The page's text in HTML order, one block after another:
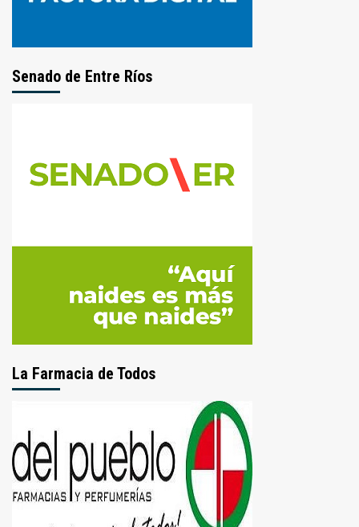
Senado de Entre Ríos
La Farmacia de Todos